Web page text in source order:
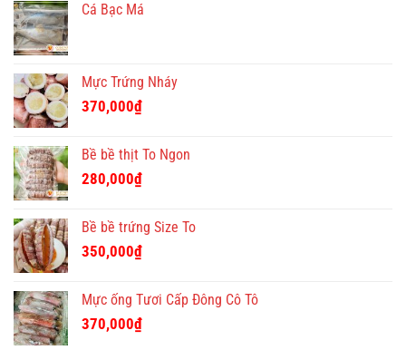
Cá Bạc Má
Mực Trứng Nháy
370,000₫
Bề bề thịt To Ngon
280,000₫
Bề bề trứng Size To
350,000₫
Mực ống Tươi Cấp Đông Cô Tô
370,000₫